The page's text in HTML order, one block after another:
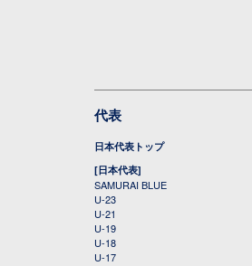
代表
日本代表トップ
[日本代表]
SAMURAI BLUE
U-23
U-21
U-19
U-18
U-17